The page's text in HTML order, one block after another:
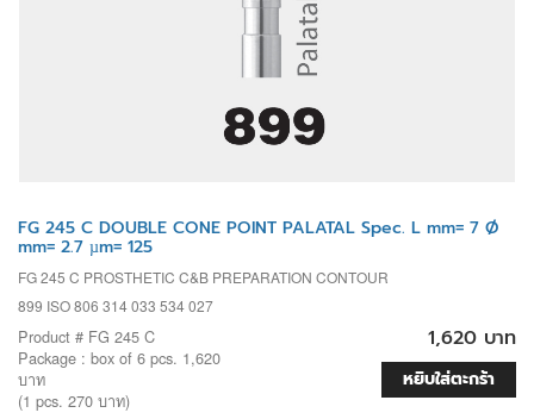
FG 245 C DOUBLE CONE POINT PALATAL Spec. L mm= 7 Ø
mm= 2.7 µm= 125
FG 245 C PROSTHETIC C&B PREPARATION CONTOUR
899 ISO 806 314 033 534 027
Product # FG 245 C
Package : box of 6 pcs. 1,620
บาท
(1 pcs. 270 บาท)
1,620 บาท
หยิบใส่ตะกร้า